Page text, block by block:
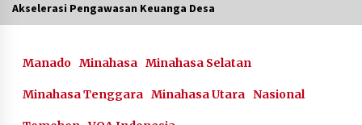
Kemenhan Bantah Tudingan Korupsi dalam
Perahu Terbalik di Ethiopia, 19 Tewas
Akselerasi Pengawasan Keuanga Desa
Manado Minahasa Minahasa Selatan
Minahasa Tenggara Minahasa Utara Nasional